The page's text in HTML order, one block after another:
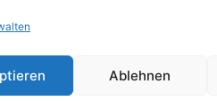
Ablehnen
ROCK